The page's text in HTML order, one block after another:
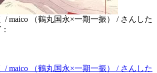
/ maico （鶴丸国永×一期一振） / さんした
/ maico （鶴丸国永×一期一振） / さんした